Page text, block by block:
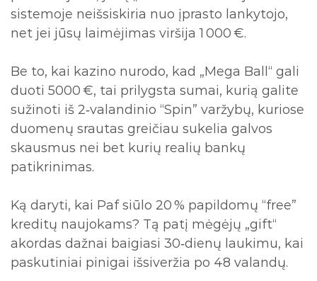
sistemoje neišsiskiria nuo įprasto lankytojo,
net jei jūsų laimėjimas viršija 1 000 €.
Be to, kai kazino nurodo, kad „Mega Ball“ gali
duoti 5000 €, tai prilygsta sumai, kurią galite
sužinoti iš 2‑valandinio “Spin” varžybų, kuriose
duomenų srautas greičiau sukelia galvos
skausmus nei bet kurių realių bankų
patikrinimas.
Ką daryti, kai Paf siūlo 20 % papildomų “free”
kreditų naujokams? Tą patį mėgėjų „gift“
akordas dažnai baigiasi 30‑dienų laukimu, kai
paskutiniai pinigai išsiveržia po 48 valandų.